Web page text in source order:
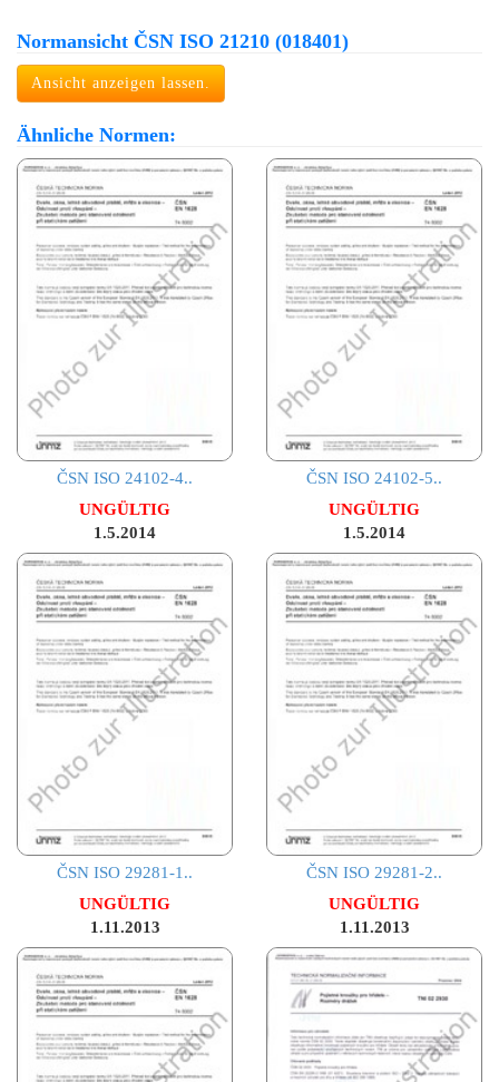
Normansicht ČSN ISO 21210 (018401)
Ansicht anzeigen lassen.
Ähnliche Normen:
ČSN ISO 24102-4..
UNGÜLTIG
1.5.2014
ČSN ISO 24102-5..
UNGÜLTIG
1.5.2014
ČSN ISO 29281-1..
UNGÜLTIG
1.11.2013
ČSN ISO 29281-2..
UNGÜLTIG
1.11.2013